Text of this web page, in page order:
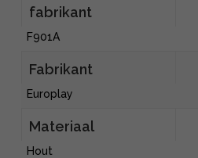
fabrikant
F901A
Fabrikant
Europlay
Materiaal
Hout